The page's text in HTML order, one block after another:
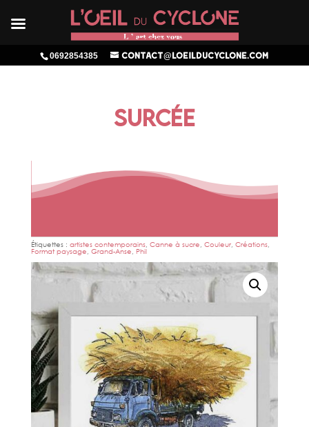
0692854385 contact@loeilducyclone.com
SURCÉE
Étiquettes : artistes contemporains, Canne à sucre, Couleur, Créations,
Format paysage, Grand-Anse, Phil